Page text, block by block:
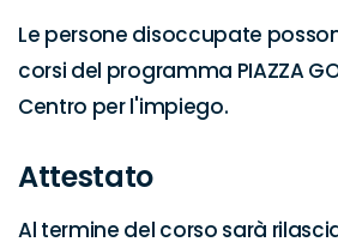
Le persone disoccupate
corsi del programma PIAZZA
Centro per l'impiego.
Attestato
Al termine del corso sarà